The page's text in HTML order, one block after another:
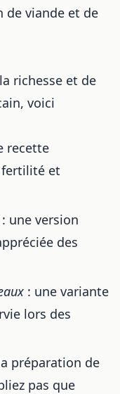
de viande et de
richesse et de
voici
recette
et
: une version
des
: une variante
lors des
préparation de
pas que